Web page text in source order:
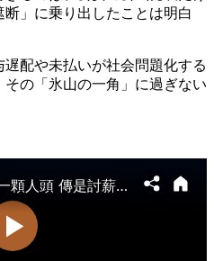
」に乗り出したことは明白
配や未払いが社会問題化する
の「氷山の一角」に過ぎない